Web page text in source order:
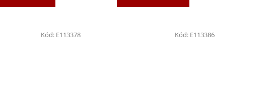
Kód: E113378 Kód: E113386